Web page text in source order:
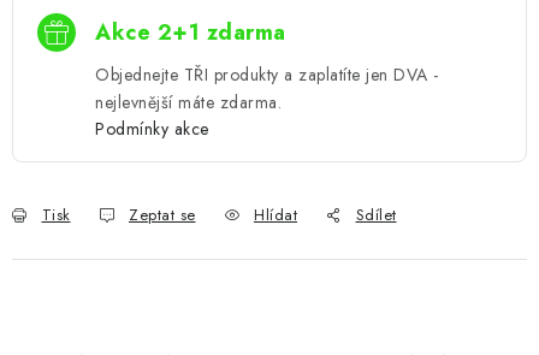
Akce 2+1 zdarma
Objednejte TŘI produkty a zaplatíte jen DVA -
nejlevnější máte zdarma.
Podmínky akce
Tisk Zeptat se Hlídat Sdílet